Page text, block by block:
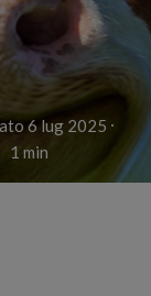
6 lug 2025
1 min